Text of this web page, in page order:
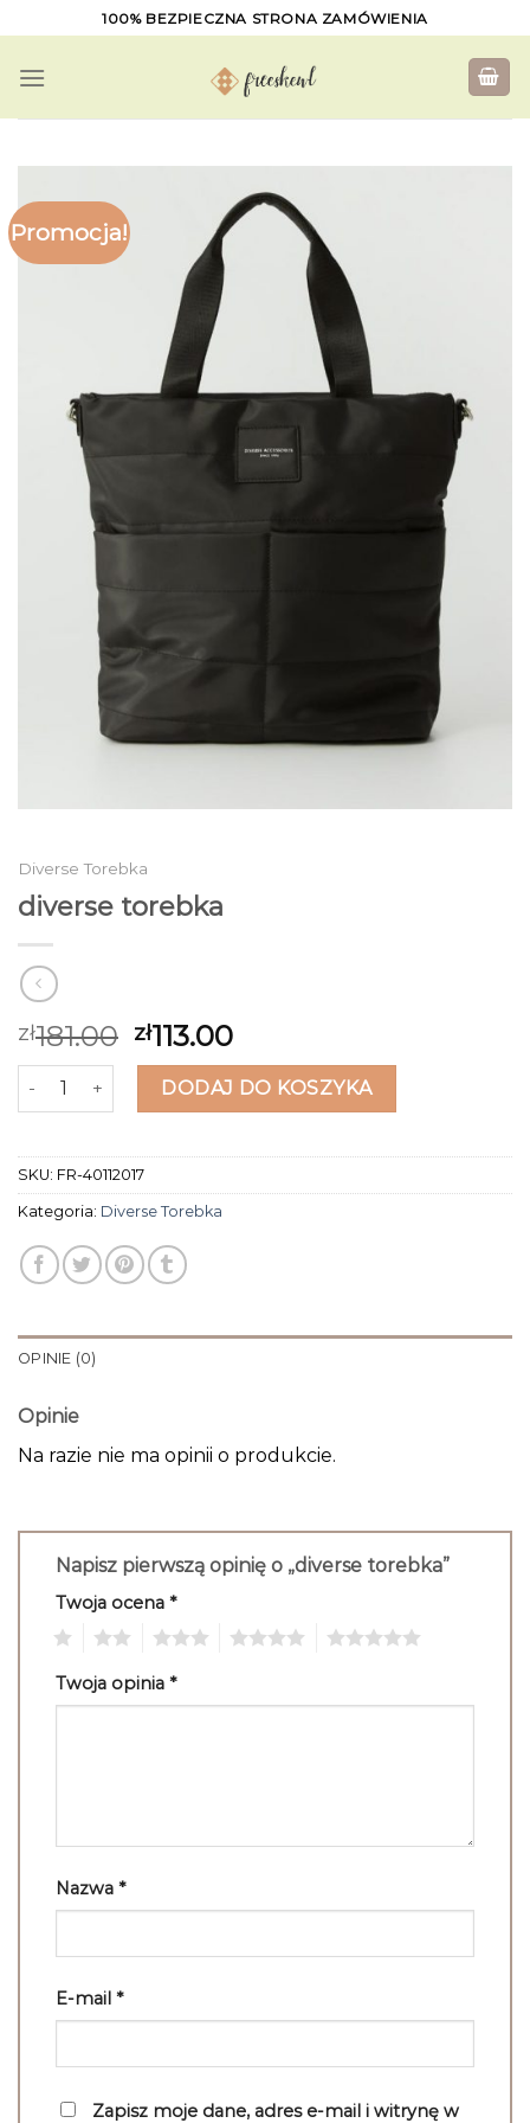
to
content
100% BEZPIECZNA STRONA ZAMÓWIENIA
Promocja!
Diverse Torebka
diverse torebka
zł181.00 zł113.00
ilość diverse torebkaDODAJ DO KOSZYKA
SKU: FR-40112017
Kategoria: Diverse Torebka
OPINIE (0)
Opinie
Na razie nie ma opinii o produkcie.
Napisz pierwszą opinię o „diverse torebka”
Twoja ocena *
Twoja opinia *
Nazwa *
E-mail *
Zapisz moje dane, adres e-mail i witrynę w